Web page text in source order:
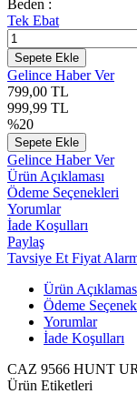
Beden :
Tek Ebat
Sepete Ekle
Gelince Haber Ver
799,00 TL
999,99 TL
%20
Sepete Ekle
Gelince Haber Ver
Ürün Açıklaması
Ödeme Seçenekleri
Yorumlar
İade Koşulları
Paylaş
Tavsiye Et Fiyat
Ürün
Ödeme
Yorumlar
İade Koşulları
CAZ 9566 HUNT
Ürün Etiketleri